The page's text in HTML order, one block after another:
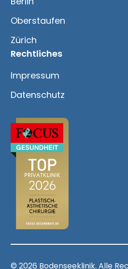
Oberstaufen
Zürich
Rechtliches
Impressum
Datenschutz
© 2026 Bodenseeklinik. Alle